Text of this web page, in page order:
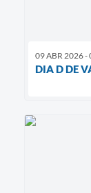
09 ABR 2026 -
DIA D DE